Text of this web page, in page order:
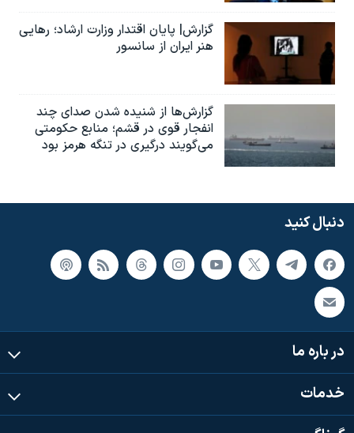
گزارش| پایان اقتدار وزارت ارشاد؛ رهایی
هنر ایران از سانسور
گزارش‌ها از شنیده شدن صدای چند
انفجار قوی در قشم؛ منابع حکومتی
می‌گویند درگیری در تنگه هرمز بود
دنبال کنید
در باره ما
خدمات